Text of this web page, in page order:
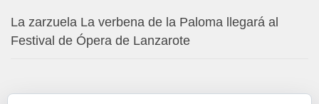
La zarzuela La verbena de la Paloma llegará al
Festival de Ópera de Lanzarote